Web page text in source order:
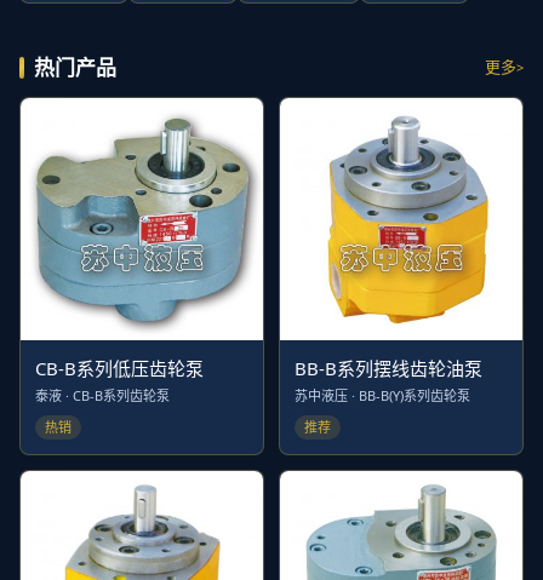
热门产品 更多
CB-B系列低压齿轮泵
泰液 · CB-B系列齿轮泵
热销
BB-B系列摆线齿轮油泵
苏中液压 · BB-B(Y)系列齿轮泵
推荐